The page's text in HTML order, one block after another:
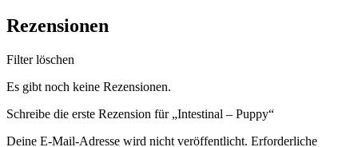
Rezensionen
Filter löschen
Es gibt noch keine Rezensionen.
Schreibe die erste Rezension für „Intestinal – Puppy“
Deine E-Mail-Adresse wird nicht veröffentlicht. Erforderliche